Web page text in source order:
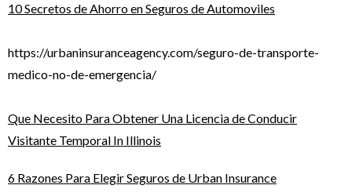
10 Secretos de Ahorro en Seguros de Automoviles
https://urbaninsuranceagency.com/seguro-de-transporte-
medico-no-de-emergencia/
Que Necesito Para Obtener Una Licencia de Conducir
Visitante Temporal In Illinois
6 Razones Para Elegir Seguros de Urban Insurance